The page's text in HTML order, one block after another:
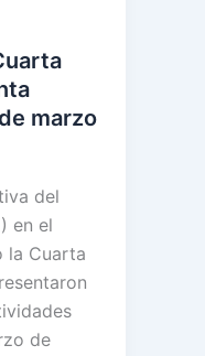
marzo
del
en el
la Cuarta
de